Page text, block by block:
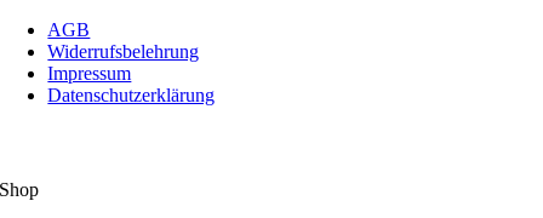
AGB
Widerrufsbelehrung
Impressum
Datenschutzerklärung
Shop